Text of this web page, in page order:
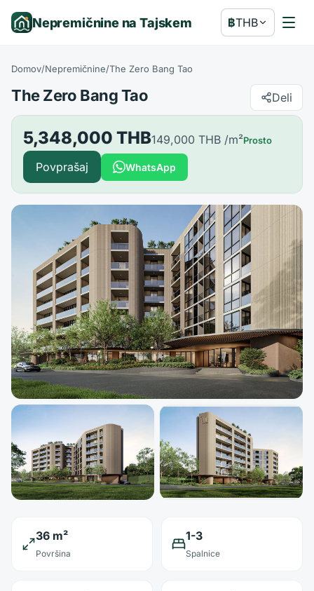
Nepremičnine na Tajskem ฿THB
Domov/Nepremičnine/The Zero Bang Tao
The Zero Bang Tao Deli
5,348,000 THB149,000 THB /m²Prosto
Povprašaj WhatsApp
36 m²
Površina
1-3
Spalnice